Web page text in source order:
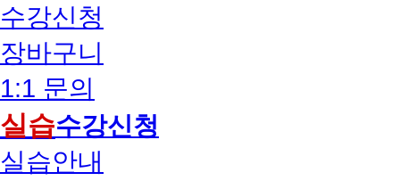
수강신청
장바구니
1:1 문의
실습수강신청
실습안내